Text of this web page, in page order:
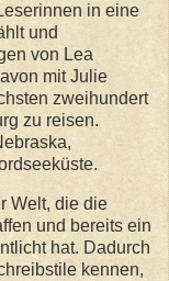
in eine
und
von Lea
mit Julie
zweihundert
zu reisen.
Welt, die die
und bereits ein
hat. Dadurch
kennen,